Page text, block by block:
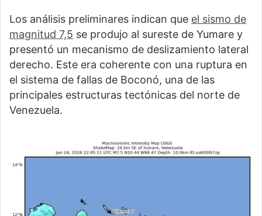
Los análisis preliminares indican que el sismo de
magnitud 7,5 se produjo al sureste de Yumare y
presentó un mecanismo de deslizamiento lateral
derecho. Este era coherente con una ruptura en
el sistema de fallas de Boconó, una de las
principales estructuras tectónicas del norte de
Venezuela.